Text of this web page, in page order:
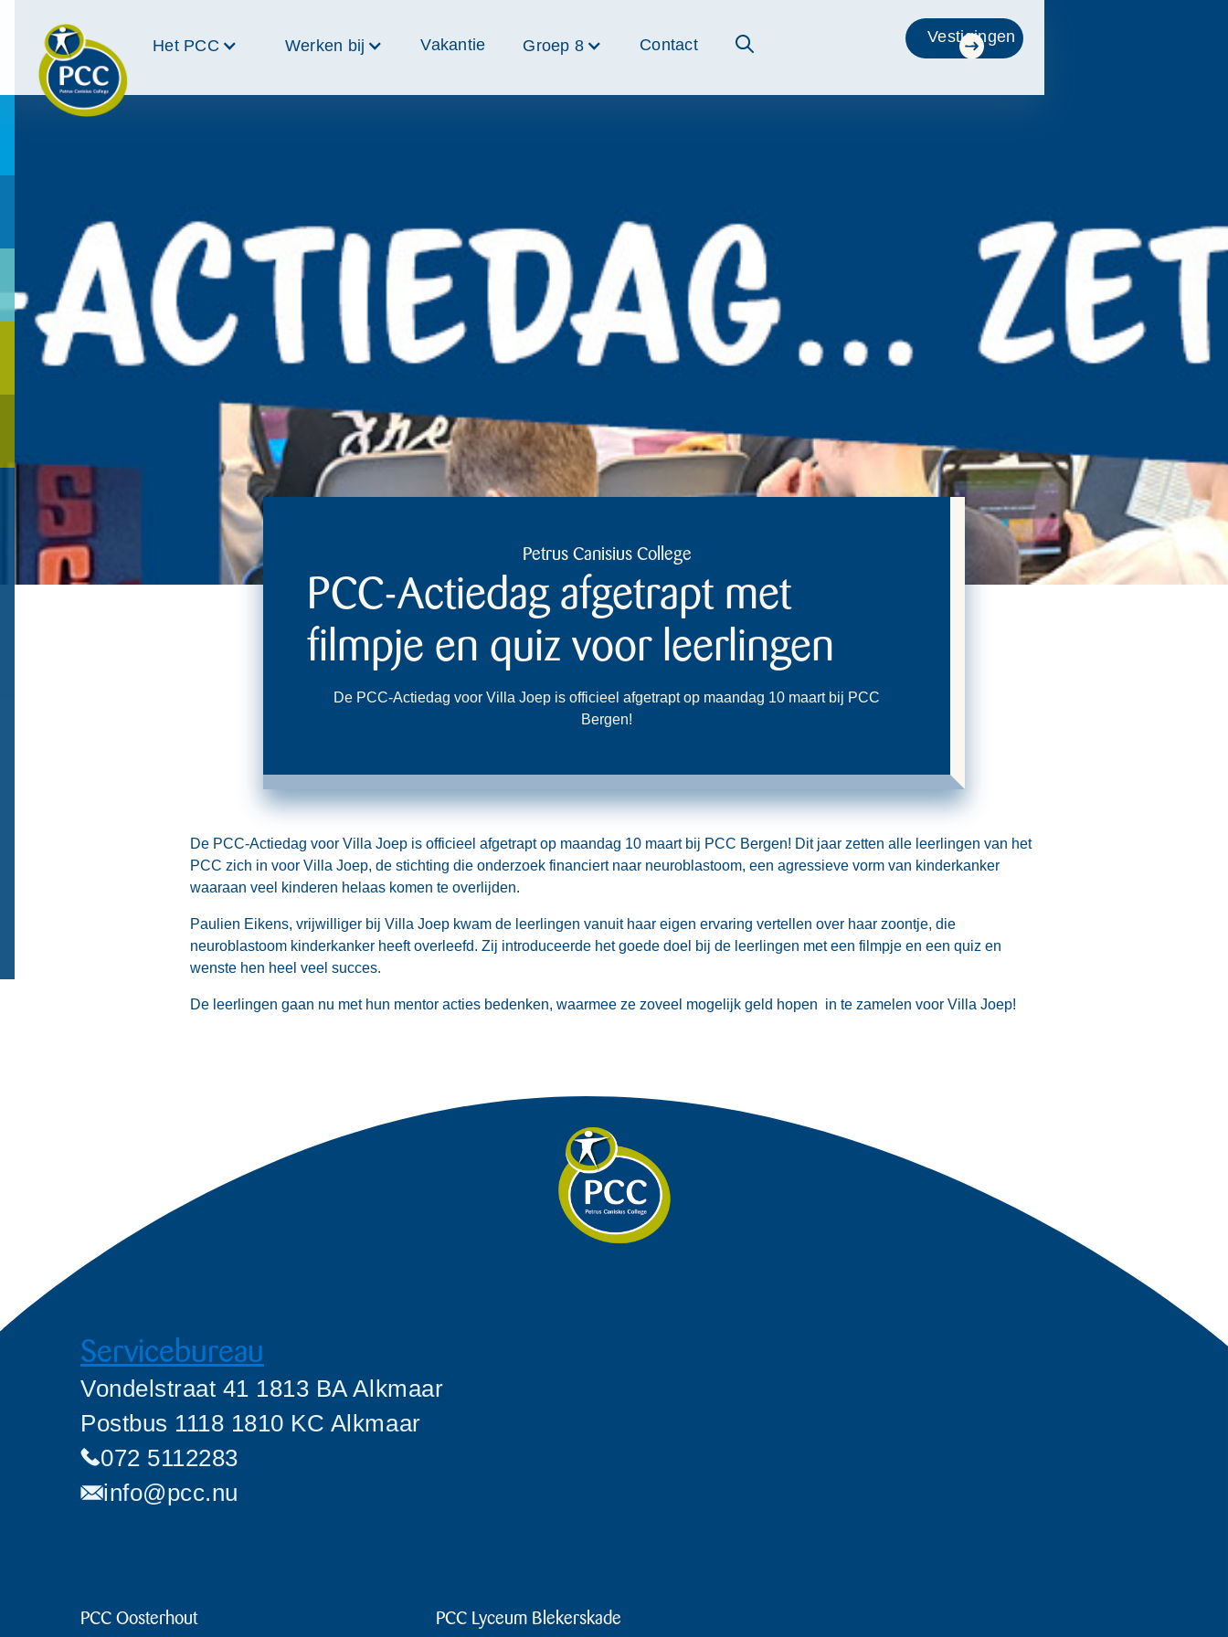
Het PCC Werken bij Vakantie Groep 8 Contact Vestigingen
Petrus Canisius College
PCC-Actiedag afgetrapt met
filmpje en quiz voor leerlingen
De PCC-Actiedag voor Villa Joep is officieel afgetrapt op maandag 10 maart bij PCC
Bergen!
De PCC-Actiedag voor Villa Joep is officieel afgetrapt op maandag 10 maart bij PCC Bergen! Dit jaar zetten alle leerlingen van het
PCC zich in voor Villa Joep, de stichting die onderzoek financiert naar neuroblastoom, een agressieve vorm van kinderkanker
waaraan veel kinderen helaas komen te overlijden.
Paulien Eikens, vrijwilliger bij Villa Joep kwam de leerlingen vanuit haar eigen ervaring vertellen over haar zoontje, die
neuroblastoom kinderkanker heeft overleefd. Zij introduceerde het goede doel bij de leerlingen met een filmpje en een quiz en
wenste hen heel veel succes.
De leerlingen gaan nu met hun mentor acties bedenken, waarmee ze zoveel mogelijk geld hopen in te zamelen voor Villa Joep!
Servicebureau
Vondelstraat 41 1813 BA Alkmaar
Postbus 1118 1810 KC Alkmaar
072 5112283
info@pcc.nu
PCC Oosterhout PCC Lyceum Blekerskade